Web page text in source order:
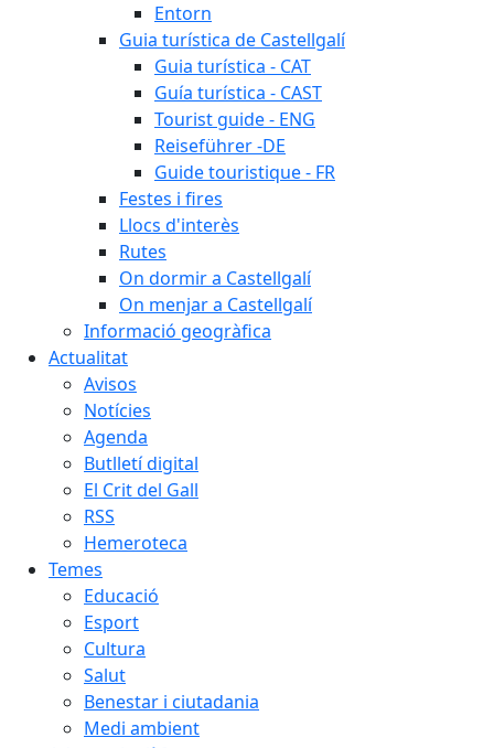
Entorn
Guia turística de Castellgalí
Guia turística - CAT
Guía turística - CAST
Tourist guide - ENG
Reiseführer -DE
Guide touristique - FR
Festes i fires
Llocs d'interès
Rutes
On dormir a Castellgalí
On menjar a Castellgalí
Informació geogràfica
Actualitat
Avisos
Notícies
Agenda
Butlletí digital
El Crit del Gall
RSS
Hemeroteca
Temes
Educació
Esport
Cultura
Salut
Benestar i ciutadania
Medi ambient